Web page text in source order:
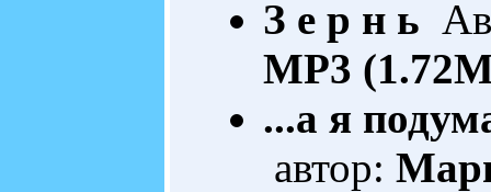
З е р н ь
MP3
...а я
автор: